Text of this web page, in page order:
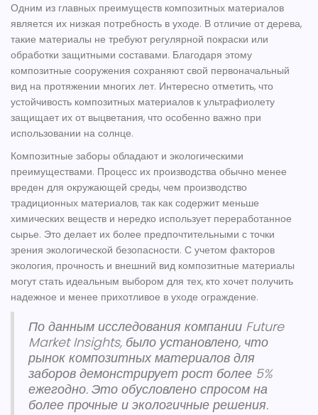
Одним из главных преимуществ композитных материалов
является их низкая потребность в уходе. В отличие от дерева,
такие материалы не требуют регулярной покраски или
обработки защитными составами. Благодаря этому
композитные сооружения сохраняют свой первоначальный
вид на протяжении многих лет. Интересно отметить, что
устойчивость композитных материалов к ультрафиолету
защищает их от выцветания, что особенно важно при
использовании на солнце.
Композитные заборы обладают и экологическими
преимуществами. Процесс их производства обычно менее
вреден для окружающей среды, чем производство
традиционных материалов, так как содержит меньше
химических веществ и нередко использует переработанное
сырье. Это делает их более предпочтительными с точки
зрения экологической безопасности. С учетом факторов
экология, прочность и внешний вид композитные материалы
могут стать идеальным выбором для тех, кто хочет получить
надежное и менее прихотливое в уходе ограждение.
По данным исследования компании Future
Market Insights, было установлено, что
рынок композитных материалов для
заборов демонстрирует рост более 5%
ежегодно. Это обусловлено спросом на
более прочные и экологичные решения.